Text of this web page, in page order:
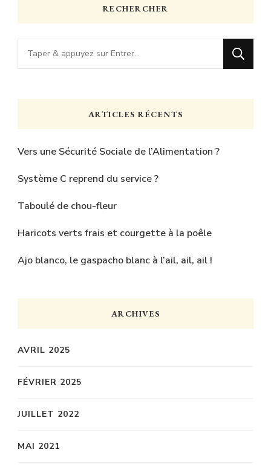
RECHERCHER
Vous
recherchiez
chose
ARTICLES RÉCENTS
Vers une Sécurité Sociale de l’Alimentation ?
Système C reprend du service ?
Taboulé de chou-fleur
Haricots verts frais et courgette à la poêle
Ajo blanco, le gaspacho blanc à l’ail, ail, ail !
ARCHIVES
AVRIL 2025
FÉVRIER 2025
JUILLET 2022
MAI 2021